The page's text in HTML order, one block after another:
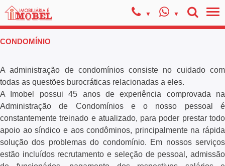
CONDOMÍNIO
A administração de condomínios consiste no cuidado com
todas as questões burocráticas relacionadas a eles.
A Imobel possui 45 anos de experiência comprovada na
Administração de Condomínios e o nosso pessoal é
constantemente treinado e atualizado, para poder prestar todo
apoio ao síndico e aos condôminos, principalmente na rápida
solução dos problemas do condomínio. Em nossos serviços
estão incluídos recrutamento e seleção de pessoal, admissão